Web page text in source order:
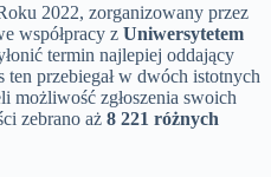
2022, zorganizowany przez
współpracy z Uniwersytetem
termin najlepiej oddający
przebiegał w dwóch istotnych
możliwość zgłoszenia swoich
zebrano aż 8 221 różnych